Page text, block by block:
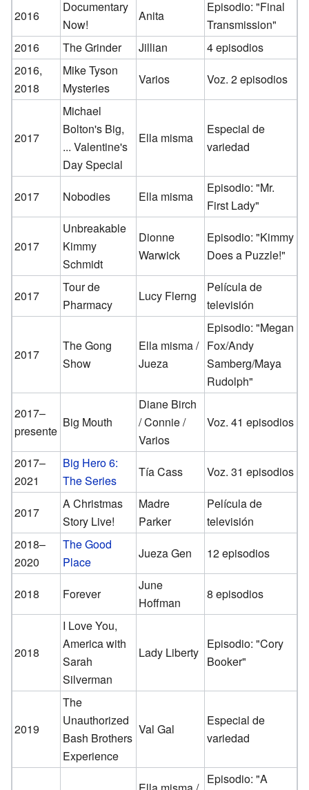
2016
Documentary
Now!
Anita
Episodio: "Final
Transmission"
2016
The Grinder Jillian
4 episodios
2016,
2018
Mike Tyson
Mysteries
Varios Voz. 2 episodios
2017
Michael
Bolton's Big,
... Valentine's
Day Special
Ella misma
Especial de
variedad
2017 Nobodies Ella misma
Episodio: "Mr.
First Lady"
2017
Unbreakable
Kimmy
Schmidt
Dionne
Warwick
Episodio: "Kimmy
Does a Puzzle!"
2017
Tour de
Pharmacy
Lucy Flerng
Película de
televisión
2017
The Gong
Show
Ella misma /
Jueza
Episodio: "Megan
Fox/Andy
Samberg/Maya
Rudolph"
2017–
presente
Big Mouth
Diane Birch
/ Connie /
Varios
Voz. 41 episodios
2017–
2021
Big Hero 6:
The Series
Tía Cass Voz. 31 episodios
2017
A Christmas
Story Live!
Madre
Parker
Película de
televisión
2018–
2020
The Good
Place
Jueza Gen 12 episodios
2018 Forever
June
Hoffman
8 episodios
2018
I Love You,
America with
Sarah
Silverman
Lady Liberty
Episodio: "Cory
Booker"
2019
The
Unauthorized
Bash Brothers
Experience
Val Gal
Especial de
variedad
Episodio: "A